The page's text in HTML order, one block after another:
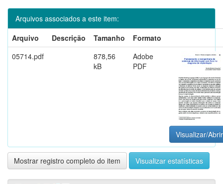
Arquivos associados a este item:
Arquivo
Descrição Tamanho
Formato
05714.pdf
878,56
kB
Adobe
PDF
Visualizar/Abrir
Mostrar registro completo do item Visualizar estatísticas